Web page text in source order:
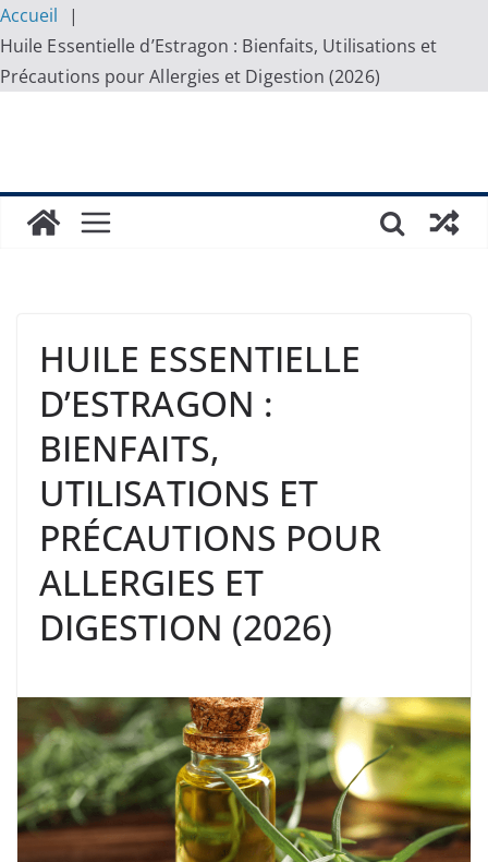
Accueil
Huile Essentielle d’Estragon : Bienfaits, Utilisations et
Précautions pour Allergies et Digestion (2026)
HUILE ESSENTIELLE
D’ESTRAGON :
BIENFAITS,
UTILISATIONS ET
PRÉCAUTIONS POUR
ALLERGIES ET
DIGESTION (2026)